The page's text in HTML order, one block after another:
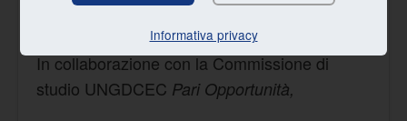
Informativa privacy
In collaborazione con la Commissione di
studio UNGDCEC Pari Opportunità,